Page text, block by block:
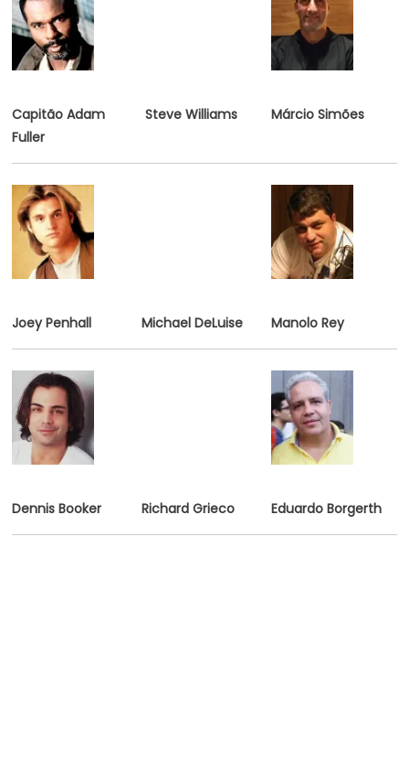
Capitão Adam
Fuller
Steve Williams Márcio Simões
Joey Penhall Michael DeLuise Manolo Rey
Dennis Booker Richard Grieco Eduardo Borgerth